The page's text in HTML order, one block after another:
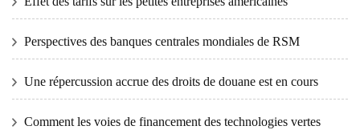
Perspectives des banques centrales mondiales de RSM
Une répercussion accrue des droits de douane est en cours
Comment les voies de financement des technologies vertes